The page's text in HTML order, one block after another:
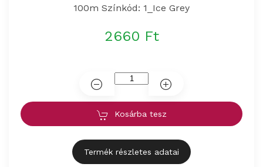
100m Színkód: 1_Ice Grey
2660 Ft
Kosárba tesz
Termék részletes adatai